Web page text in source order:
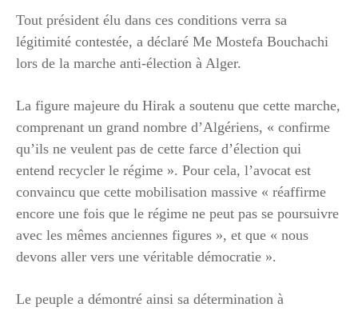
Tout président élu dans ces conditions verra sa
légitimité contestée, a déclaré Me Mostefa Bouchachi
lors de la marche anti-élection à Alger.
La figure majeure du Hirak a soutenu que cette marche,
comprenant un grand nombre d’Algériens, « confirme
qu’ils ne veulent pas de cette farce d’élection qui
entend recycler le régime ». Pour cela, l’avocat est
convaincu que cette mobilisation massive « réaffirme
encore une fois que le régime ne peut pas se poursuivre
avec les mêmes anciennes figures », et que « nous
devons aller vers une véritable démocratie ».
Le peuple a démontré ainsi sa détermination à